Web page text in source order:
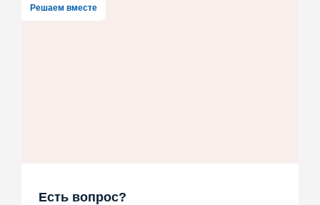
Решаем вместе
Есть вопрос?